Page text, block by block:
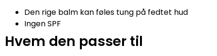
Den rige balm kan føles tung på fedtet hud
Ingen SPF
Hvem den passer til